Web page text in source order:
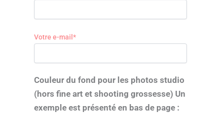
Votre e-mail*
Couleur du fond pour les photos studio
(hors fine art et shooting grossesse) Un
exemple est présenté en bas de page :